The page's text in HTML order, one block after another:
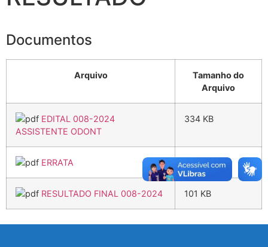
Documentos
Arquivo
Tamanho do
Arquivo
EDITAL 008-2024
ASSISTENTE ODONT
334 KB
ERRATA 143 KB
RESULTADO FINAL 008-2024 101 KB